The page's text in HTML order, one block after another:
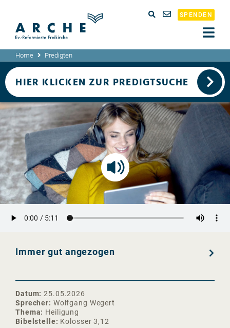
SPENDEN
Home Predigten
Immer gut angezogen
Datum 25.05.2026
Sprecher
Wolfgang Wegert
Thema
Heiligung
Bibelstelle
Kolosser 3,12
HIER KLICKEN ZUR PREDIGTSUCHE